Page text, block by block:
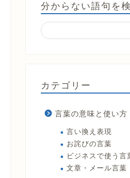
分からない語句を
カテゴリー
言葉の意味と使い方
言い換え表現
お詫びの言葉
ビジネスで使う言
文章・メール言葉